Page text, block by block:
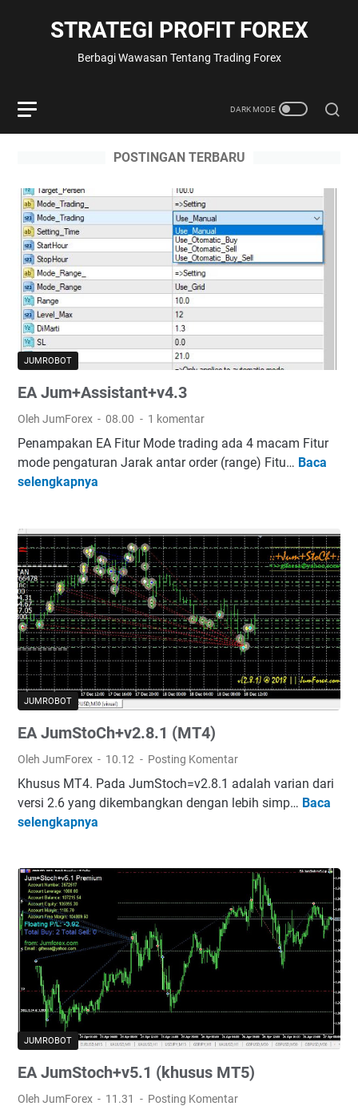
STRATEGI PROFIT FOREX
Berbagi Wawasan Tentang Trading Forex
POSTINGAN TERBARU
JUMROBOT
EA Jum+Assistant+v4.3
Oleh JumForex 08.00 1 komentar
Penampakan EA Fitur Mode trading ada 4 macam Fitur
mode pengaturan Jarak antar order (range) Fitu… Baca
selengkapnya
E
m
+
A
s
s
i
s
t
a
n
t
4
.
JUMROBOT
EA JumStoCh+v2.8.1 (MT4)
Oleh JumForex 10.12 Posting Komentar
Khusus MT4. Pada JumStoch=v2.8.1 adalah varian dari
versi 2.6 yang dikembangkan dengan lebih simp… Baca
selengkapnya
E
m
o
h
+
v
2
.
8
JUMROBOT
EA JumStoch+v5.1 (khusus MT5)
Oleh JumForex 11.31 Posting Komentar